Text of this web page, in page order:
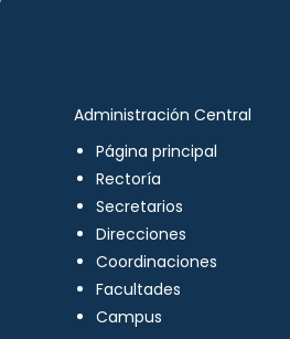
Administración Central
Página principal
Rectoría
Secretarios
Direcciones
Coordinaciones
Facultades
Campus